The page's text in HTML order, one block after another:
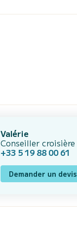
Valérie
Conseiller croisière
+33 5 19 88 00 61
Demander un devis